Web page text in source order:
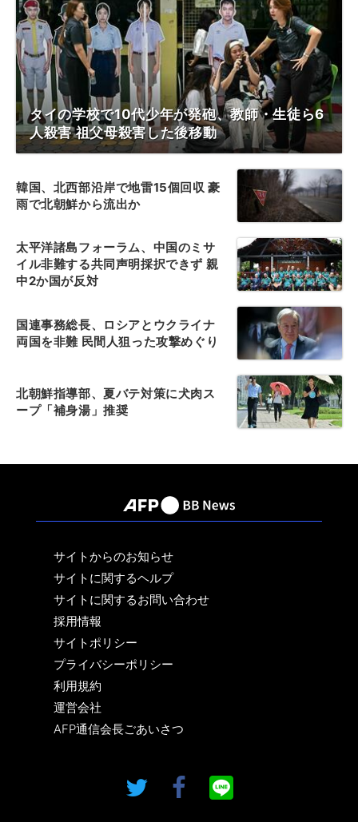
タイの学校で10代少年が発砲、教師・生徒ら6
人殺害 祖父母殺害した後移動
韓国、北西部沿岸で地雷15個回収 豪
雨で北朝鮮から流出か
太平洋諸島フォーラム、中国のミサ
イル非難する共同声明採択できず 親
中2か国が反対
国連事務総長、ロシアとウクライナ
両国を非難 民間人狙った攻撃めぐり
北朝鮮指導部、夏バテ対策に犬肉ス
ープ「補身湯」推奨
サイトからのお知らせ
サイトに関するヘルプ
サイトに関するお問い合わせ
採用情報
サイトポリシー
プライバシーポリシー
利用規約
運営会社
AFP通信会長ごあいさつ